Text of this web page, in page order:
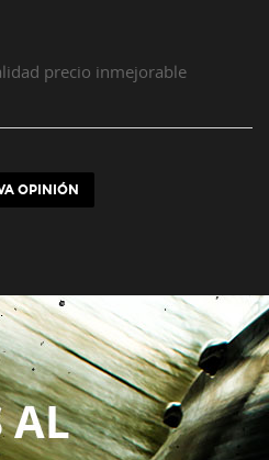
precio inmejorable
OPINIÓN